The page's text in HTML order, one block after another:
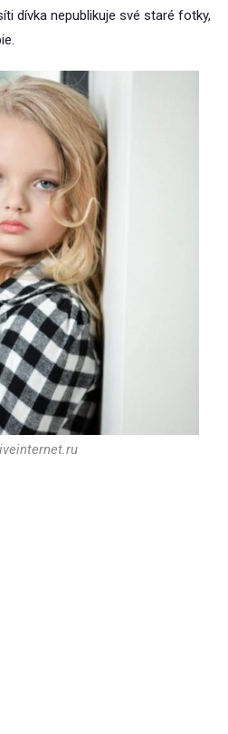
dívka nepublikuje své staré fotky,